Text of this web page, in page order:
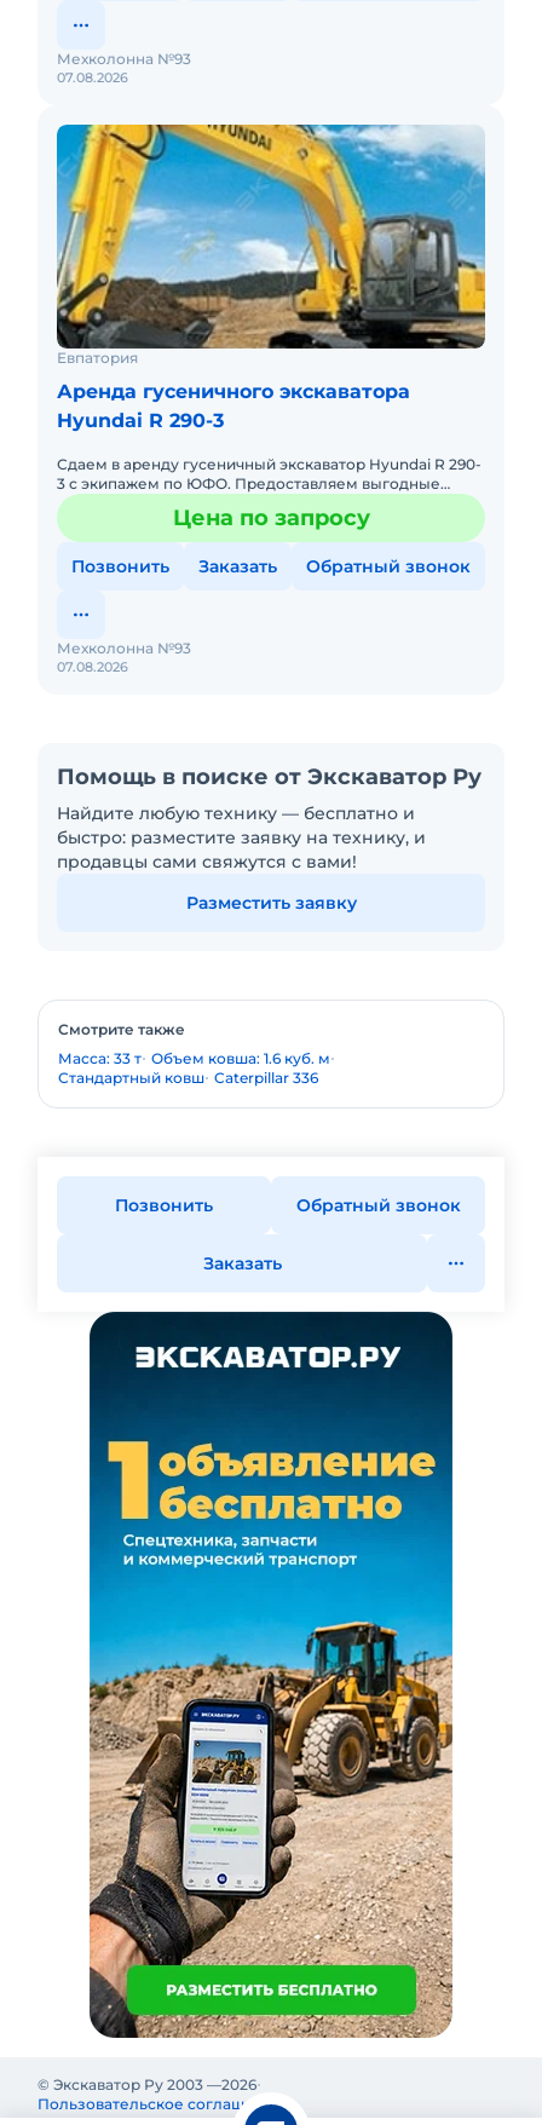
07.08.2026
Мехколонна №93
Евпатория
Аренда гусеничного экскаватора
Hyundai R 290-3
Сдаем в аренду гусеничный экскаватор Hyundai R 290-
3 с экипажем по ЮФО. Предоставляем выгодные
условия для аренды гусеничного экскаватора Hyundai
R 290-3 в ЮжноЦена по запросу
Позвонить Заказать Обратный звонок
07.08.2026
Мехколонна №93
Помощь в поиске от Экскаватор Ру
Найдите любую технику — бесплатно и
быстро: разместите заявку на технику, и
продавцы сами свяжутся с вами!
Разместить заявку
Смотрите также
Масса: 33 т Объем ковша: 1.6 куб. м
Стандартный ковш Caterpillar 336
Позвонить Обратный звонок
Заказать
© Экскаватор Ру 2003 —2026
Пользовательское соглашение